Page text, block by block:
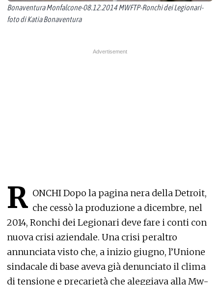
Bonaventura Monfalcone-08.12.2014 MWFTP-Ronchi dei Legionari-
foto di Katia Bonaventura
R ONCHI Dopo la pagina nera della Detroit,
che cessò la produzione a dicembre, nel
2014, Ronchi dei Legionari deve fare i conti con
nuova crisi aziendale. Una crisi peraltro
annunciata visto che, a inizio giugno, l’Unione
sindacale di base aveva già denunciato il clima
di tensione e precarietà che aleggiava alla Mw-